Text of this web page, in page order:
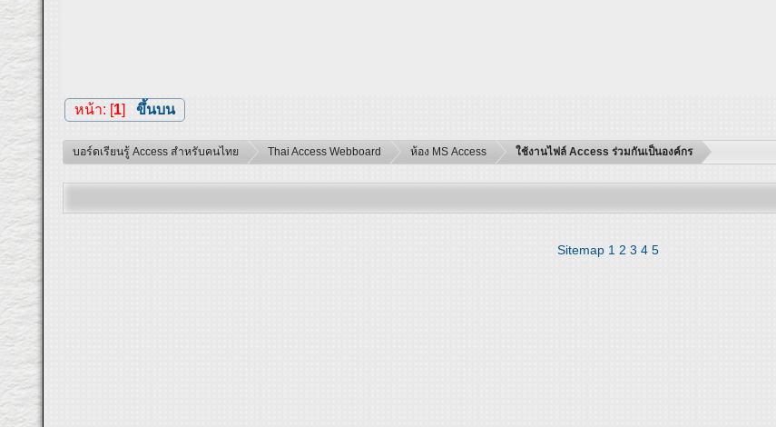
หน้า: [1] ขึ้นบน
บอร์ดเรียนรู้ Access สำหรับคนไทย Thai Access Webboard ห้อง MS Access ใช้งานไฟล์ Access ร่วมกันเป็นองค์กร
Sitemap 1 2 3 4 5